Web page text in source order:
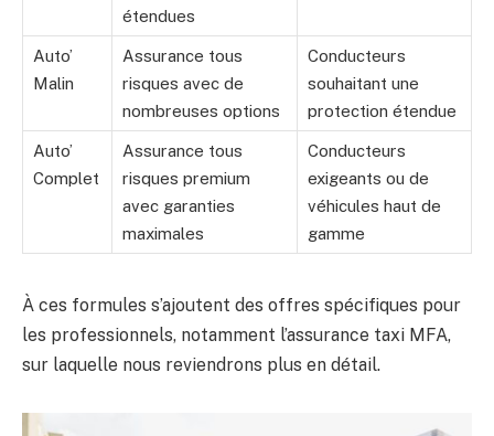
étendues
Auto’
Malin
Assurance tous
risques avec de
nombreuses options
Conducteurs
souhaitant une
protection étendue
Auto’
Complet
Assurance tous
risques premium
avec garanties
maximales
Conducteurs
exigeants ou de
véhicules haut de
gamme
À ces formules s’ajoutent des offres spécifiques pour
les professionnels, notamment l’assurance taxi MFA,
sur laquelle nous reviendrons plus en détail.